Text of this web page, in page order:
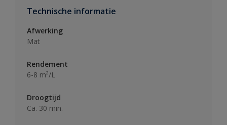
Technische informatie
Afwerking
Mat
Rendement
6-8 m²/L
Droogtijd
Ca. 30 min.